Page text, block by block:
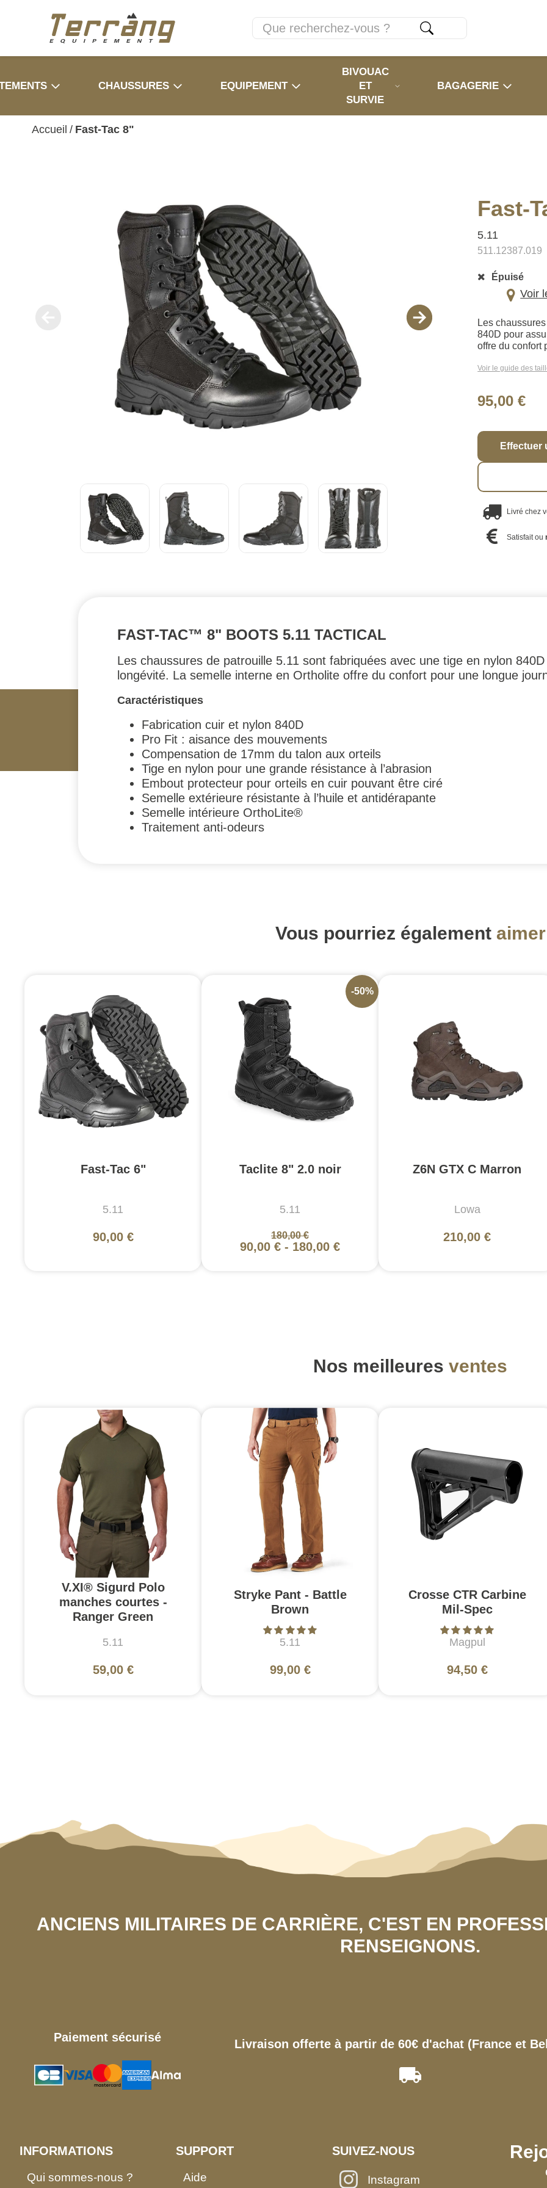
CHAUSSURES EQUIPEMENT
BIVOUAC
ET
SURVIE
BAGAGERIE
Accueil / Fast-Tac 8"
Fast-
5.11
511.12387.019
Épuisé
Voir
Les
840D pour
offre du confort
Voir le guide des
95,00 €
Effectuer
Livré chez
Satisfait ou
FAST-TAC™ 8" BOOTS 5.11 TACTICAL
Les chaussures de patrouille 5.11 sont fabriquées avec une tige en nylon
longévité. La semelle interne en Ortholite offre du confort pour une longue
Caractéristiques
Fabrication cuir et nylon 840D
Pro Fit : aisance des mouvements
Compensation de 17mm du talon aux orteils
Tige en nylon pour une grande résistance à l’abrasion
Embout protecteur pour orteils en cuir pouvant être ciré
Semelle extérieure résistante à l’huile et antidérapante
Semelle intérieure OrthoLite®
Traitement anti-odeurs
Vous pourriez également aimer
Fast-Tac 6"
5.11
90,00 €
Taclite 8" 2.0 noir
5.11
180,00 €
90,00 € - 180,00 €
-50%
Z6N GTX C Marron
Lowa
210,00 €
Nos meilleures ventes
V.XI® Sigurd Polo
manches courtes -
Ranger Green
5.11
59,00 €
Stryke Pant - Battle
Brown
5.11
99,00 €
Crosse CTR Carbine
Mil-Spec
Magpul
94,50 €
ANCIENS MILITAIRES DE CARRIÈRE, C'EST EN
RENSEIGNONS.
Paiement sécurisé Livraison offerte à partir de 60€ d'achat (France et
INFORMATIONS
Qui sommes-nous ?
SUPPORT
Aide
SUIVEZ-NOUS
Instagram